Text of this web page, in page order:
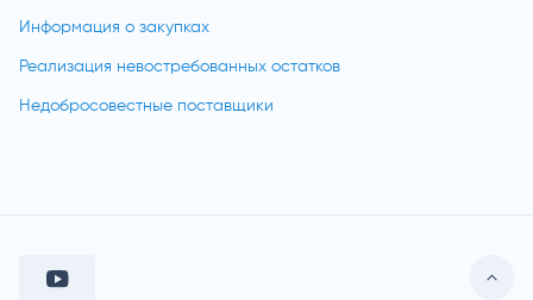
Информация о закупках
Реализация невостребованных остатков
Недобросовестные поставщики